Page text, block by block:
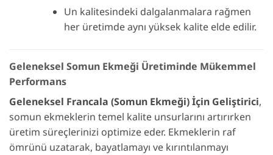
Un kalitesindeki dalgalanmalara rağmen
her üretimde aynı yüksek kalite elde edilir.
Geleneksel Somun Ekmeği Üretiminde Mükemmel
Performans
Geleneksel Francala (Somun Ekmeği) İçin Geliştirici,
somun ekmeklerin temel kalite unsurlarını artırırken
üretim süreçlerinizi optimize eder. Ekmeklerin raf
ömrünü uzatarak, bayatlamayı ve kırıntılanmayı